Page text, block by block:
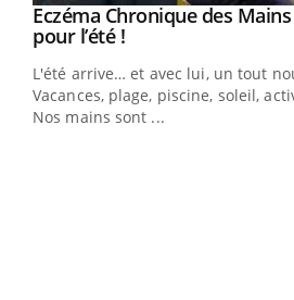
Youtube
Eczéma Chronique des
pour l’été !Youtube
L'été arrive… et avec lui, un tout
Vacances, plage, piscine, soleil,
Nos mains sont ...
Youtube
Diabète & Ramadan 2026
Le Ramadan approche, et, pour de
personnes atteintes de diabète,
questions, de défis, mais ...